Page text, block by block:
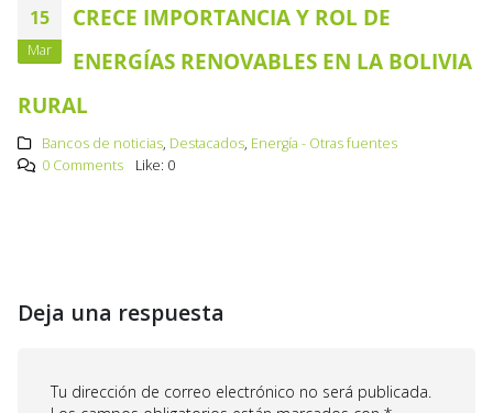
15
Mar
CRECE IMPORTANCIA Y ROL DE
ENERGÍAS RENOVABLES EN LA BOLIVIA
RURAL
Bancos de noticias, Destacados, Energía - Otras fuentes
0 Comments
Like: 0
Deja una respuesta
Tu dirección de correo electrónico no será publicada.